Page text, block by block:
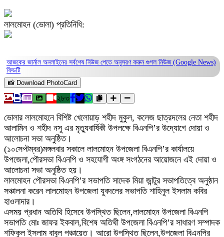
লালমোহন (ভোলা) প্রতিনিধি:
আজকের জার্নাল অনলাইনের সর্বশেষ নিউজ পেতে অনুসরণ করুন গুগল নিউজ (Google News)
ফিডটি
📸 Download PhotoCard
২৮০
ভোলার লালমোহনে বিশিষ্ট খেলোয়াড় শহীদ মুকুল, কলেজ ছাত্রদলের নেতা শহীদ
আলামিন ও শহীদ নসু এর মৃত্যুবার্ষিকী উপলক্ষে বিএনপি’র উদ্যোগে দোয়া ও
আলোচনা সভা অনুষ্ঠিত।
(১০সেপ্টম্বর)মঙ্গলবার সকালে লালমোহন উপজেলা বিএনপি’র কার্যালয়ে
উপজেলা,পৌরসভা বিএনপি ও সহযোগী অংঙ্গ সংগঠনের আয়োজনে এই দোয়া ও
আলোচনা সভা অনুষ্ঠিত হয়।
লালমোহন পৌরসভা বিএনপি’র সভাপতি সাদেক মিয়া জান্টুর সভাপতিত্বে অনুষ্ঠান
সঞ্চালনা করেন লালমোহন উপজেলা যুবদলের সভাপতি শাহিনুল ইসলাম কবির
হাওলাদার।
এসময় প্রধান অতিথি হিসেবে উপস্থিত ছিলেন,লালমোহন উপজেলা বিএনপি
সভাপতি মোঃ জাফর ইকবাল,বিশেষ অতিথী উপজেলা বিএনপি’র সাধারণ সম্পাদক
শফিকুল ইসলাম বাবুল পঞ্চায়েত। আরো উপস্থিত ছিলেন,উপজেলা বিএনপির